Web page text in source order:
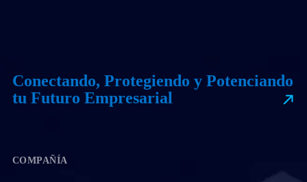
Conectando, Protegiendo y Potenciando
tu Futuro Empresarial
COMPAÑÍA